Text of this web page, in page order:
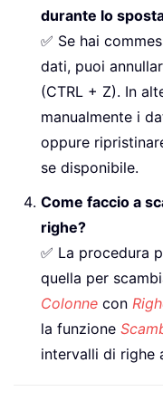
durante lo
✅ Se hai
dati, puoi
(CTRL + Z). In
manualmente i
oppure
se disponibile.
Come faccio a
righe?
✅ La procedura
quella per
Colonne con
la funzione
intervalli di righe